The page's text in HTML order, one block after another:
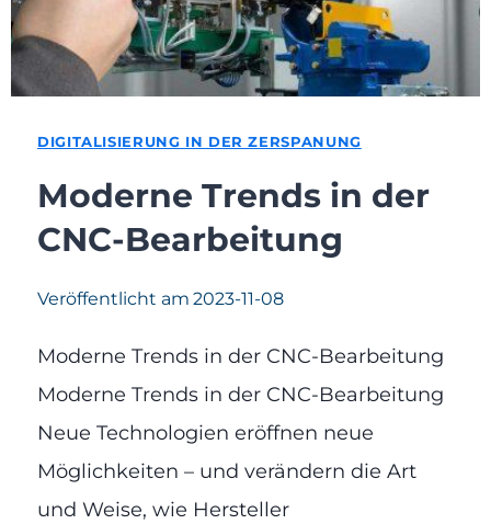
DIGITALISIERUNG IN DER ZERSPANUNG
Moderne Trends in der
CNC-Bearbeitung
Veröffentlicht am 2023-11-08
Moderne Trends in der CNC-Bearbeitung
Moderne Trends in der CNC-Bearbeitung
Neue Technologien eröffnen neue
Möglichkeiten – und verändern die Art
und Weise, wie Hersteller